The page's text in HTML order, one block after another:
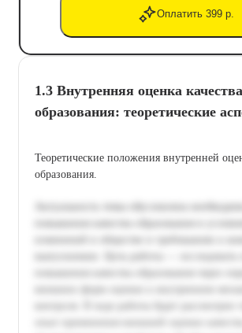
Оплатить 399 р.
1.3 Внутренняя оценка качества
образования: теоретические
Теоретические положения внутренней
образования.